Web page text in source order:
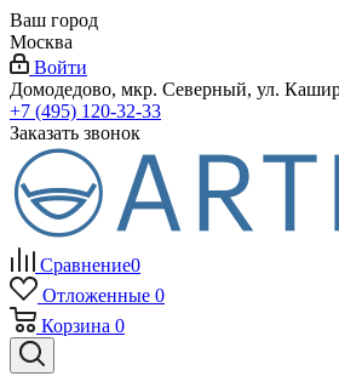
Ваш город
Москва
Войти
Домодедово, мкр. Северный, ул.
+7 (495) 120-32-33
Заказать звонок
Сравнение0
Отложенные 0
Корзина 0